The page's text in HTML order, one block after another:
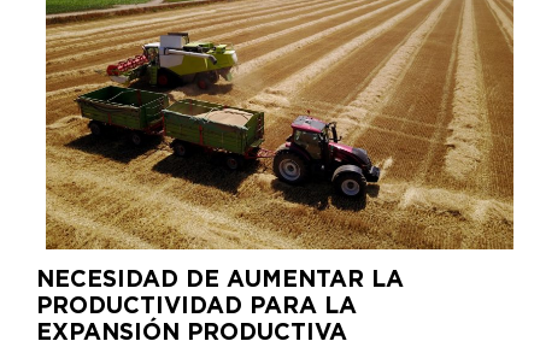
NECESIDAD DE AUMENTAR LA
PRODUCTIVIDAD PARA LA
EXPANSIÓN PRODUCTIVA